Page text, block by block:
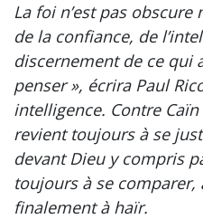
La foi n’est pas
de la confiance, de
discernement de ce qui
penser », écrira Paul
intelligence. Contre
revient toujours à se
devant Dieu y compris
toujours à se
finalement à haïr.